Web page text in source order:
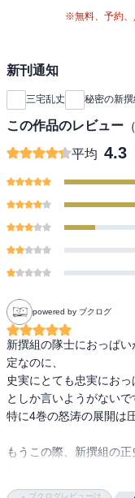
※無料、予約、
新刊通知
三宅乱丈 秘密の新撰
この作品のレビュー （
平均 4.3
powered by ブクログ
新撰組の隊士におっぱ
定なのに、
史実にとても忠実にお
としか言いようがないで
特に4巻の怒涛の展開は
もうこの際、新撰組の
ブクログレビューは